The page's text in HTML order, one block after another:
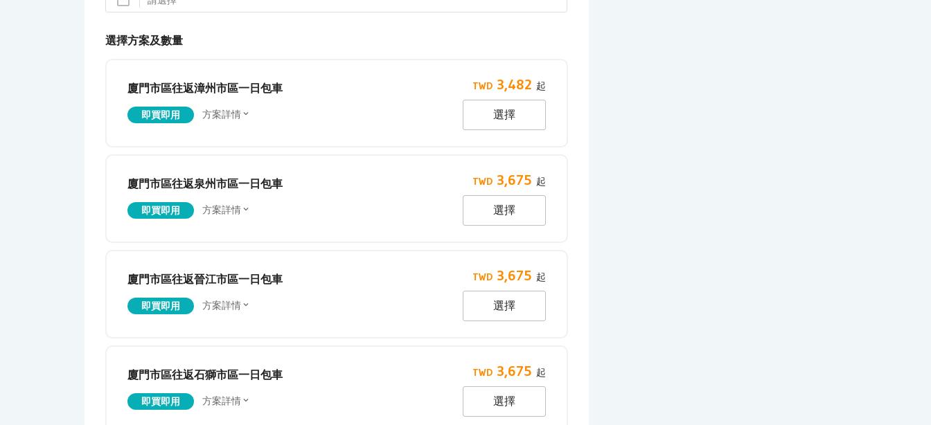
選擇方案及數量
廈門市區往返漳州市區一日包車
即買即用 方案詳情
3,482
選擇
廈門市區往返泉州市區一日包車
即買即用 方案詳情
3,675
選擇
廈門市區往返晉江市區一日包車
即買即用 方案詳情
3,675
選擇
廈門市區往返石獅市區一日包車
即買即用 方案詳情
3,675
選擇